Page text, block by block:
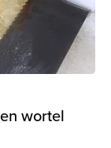
wortel